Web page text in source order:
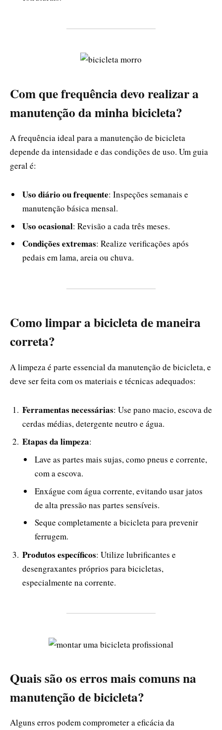
Com que frequência devo realizar a
manutenção da minha bicicleta?
A frequência ideal para a manutenção de bicicleta
depende da intensidade e das condições de uso. Um guia
geral é:
Uso diário ou frequente: Inspeções semanais e
manutenção básica mensal.
Uso ocasional: Revisão a cada três meses.
Condições extremas: Realize verificações após
pedais em lama, areia ou chuva.
Como limpar a bicicleta de maneira
correta?
A limpeza é parte essencial da manutenção de bicicleta, e
deve ser feita com os materiais e técnicas adequados:
Ferramentas necessárias: Use pano macio, escova de
cerdas médias, detergente neutro e água.
Etapas da limpeza:
Lave as partes mais sujas, como pneus e corrente,
com a escova.
Enxágue com água corrente, evitando usar jatos
de alta pressão nas partes sensíveis.
Seque completamente a bicicleta para prevenir
ferrugem.
Produtos específicos: Utilize lubrificantes e
desengraxantes próprios para bicicletas,
especialmente na corrente.
Quais são os erros mais comuns na
manutenção de bicicleta?
Alguns erros podem comprometer a eficácia da